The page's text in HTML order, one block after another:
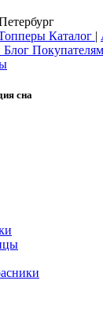
Каталог |
Блог Покупателям
сна